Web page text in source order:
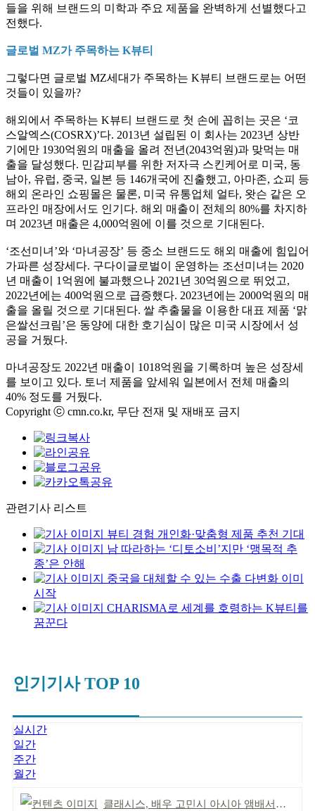
들을 위해 브랜드의 미학과 주요 제품을 완벽하게 선별했다고
전했다.
글로벌 MZ가 주목하는 K뷰티
그렇다면 글로벌 MZ세대가 주목하는 K뷰티 브랜드로는 어떤
것들이 있을까?
해외에서 주목하는 K뷰티 브랜드로 첫 손에 꼽히는 곳은 ‘코
스알엑스(COSRX)’다. 2013년 설립된 이 회사는 2023년 상반
기에만 1930억원의 매출을 올려 전년(2043억원)과 맞먹는 매
출을 달성했다. 민감피부를 위한 저자극 스킨케어로 미국, 동
남아, 유럽, 중국, 일본 등 146개국에 진출했고, 아마존, 쇼피 등
해외 온라인 쇼핑몰은 물론, 미국 유통업체 얼타, 왓슨 같은 오
프라인 매장에서도 인기다. 해외 매출이 전체의 80%를 차지하
며 2023년 매출은 4,000억원에 이를 것으로 기대된다.
‘조선미녀 ’와 ‘마녀공장’ 등 중소 브랜드도 해외 매출에 힘입어
가파른 성장세다. 구다이글로벌이 운영하는 조선미녀는 2020
년 매출이 1 억원에 불과했으나 2021 년 30억원으로 뛰었고,
2022년에는 400억원으로 급증했다. 2023년에 는 2000억원의 매
출을 올릴 것으로 기대된다. 쌀 추출물을 이용한 대표 제품 ‘맑
은쌀선크림’은 동양에 대한 호기심이 많은 미국 시장에서 성
공을 거뒀다.
마녀공장도 2022년 매출이 1018억원을 기록하며 높은 성장세
를 보이고 있다. 토너 제품을 앞세워 일본에서 전체 매출의
40% 정도를 거뒀다.
Copyright ⓒ cmn.co.kr, 무단 전재 및 재배포 금지
관련기사 리스트
뷰티 경험 개인화·맞춤형 제품 추천 기대
남 따라하는 ‘디토소비’지만 ‘맹목적 추
종’은 안해
중국을 대체할 수 있는 수출 다변화 이미
시작
CHARISMA로 세계를 호령하는 K뷰티를
꿈꾼다
인기기사 TOP 10
실시간
일간
주간
월간
클래시스, 배우 고민시 아시아 앰배서더로 선정